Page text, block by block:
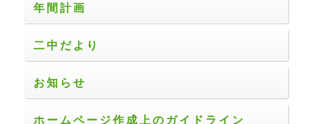
年間計画
二中だより
お知らせ
ホームページ作成上のガイドライン